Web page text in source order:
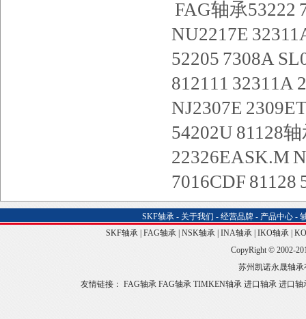
FAG轴承53222
NU2217E
52205 7308A
812111 32311A
NJ2307E
54202U 81128
22326EASK.M
7016CDF 81128
SKF轴承 - 关于我们 -经营品牌 - 产品中心 -
SKF轴承 |FAG轴承 |NSK轴承 |INA轴承 |IKO轴承 |
CopyRight © 2002-
苏州凯诺永晟轴
友情链接：FAG轴承 FAG轴承 TIMKEN轴承 进口轴承 进口轴